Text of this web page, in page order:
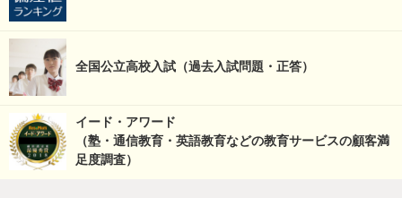
全国公立高校入試（過去入試問題・正答）
イード・アワード
（塾・通信教育・英語教育などの教育サービスの顧客満
足度調査）